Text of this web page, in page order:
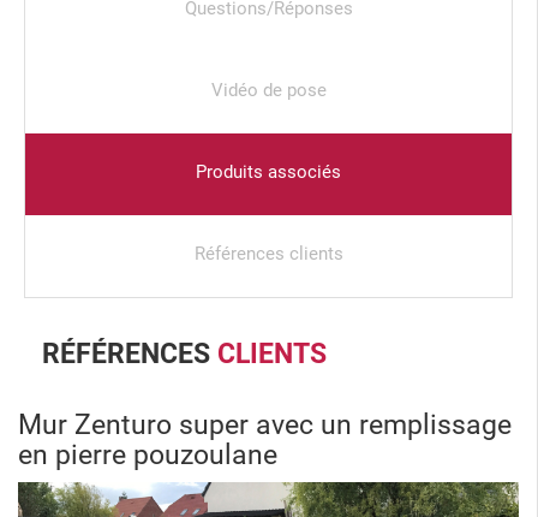
Questions/Réponses
Vidéo de pose
Produits associés
Références clients
RÉFÉRENCES CLIENTS
Mur Zenturo super avec un remplissage
en pierre pouzoulane